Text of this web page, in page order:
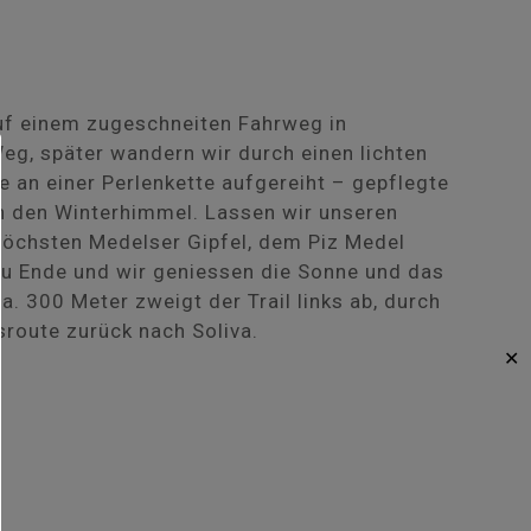
✕
einem zugeschneiten Fahrweg in
später wandern wir durch einen lichten
an einer Perlenkette aufgereiht – gepflegte
Winterhimmel. Lassen wir unseren
Medelser Gipfel, dem Piz Medel
und wir geniessen die Sonne und das
300 Meter zweigt der Trail links ab, durch
zurück nach Soliva.